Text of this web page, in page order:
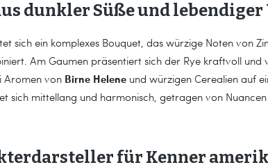
dunkler Süße und lebendiger
sich ein komplexes Bouquet, das würzige Noten von
Am Gaumen präsentiert sich der Rye kraftvoll und
Aromen von Birne Helene und würzigen Cerealien auf
sich mittellang und harmonisch, getragen von
für Kenner